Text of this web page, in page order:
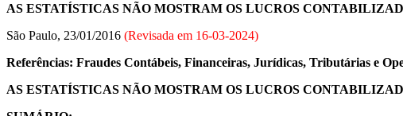
AS ESTATÍSTICAS NÃO MOSTRAM OS LUCROS
São Paulo, 23/01/2016 (Revisada em 16-03-2024)
Referências: Fraudes Contábeis, Financeiras, Jurídicas, Tributárias e
AS ESTATÍSTICAS NÃO MOSTRAM OS LUCROS